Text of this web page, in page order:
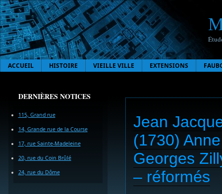
ACCUEIL HISTOIRE VIEILLE VILLE EXTENSIONS
DERNIÈRES NOTICES
115, Grand rue
14, Grande rue de la Course
17, rue Sainte-Madeleine
20, rue du Coin Brûlé
24, rue du Dôme
Jean
(1730)
Georges
– réformés